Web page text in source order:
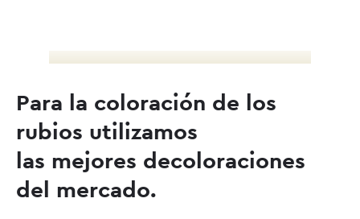
Para la coloración de los
rubios utilizamos
las mejores decoloraciones
del mercado.